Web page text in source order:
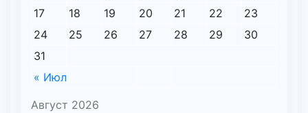
Август 2026
« Июл
17
18 19 20 21 22
23
24
25 26 27 28 29
30
31